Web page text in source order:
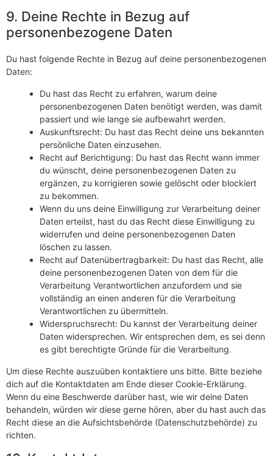
9. Deine Rechte in Bezug auf
personenbezogene Daten
Du hast folgende Rechte in Bezug auf deine personenbezogenen
Daten:
Du hast das Recht zu erfahren, warum deine
personenbezogenen Daten benötigt werden, was damit
passiert und wie lange sie aufbewahrt werden.
Auskunftsrecht: Du hast das Recht deine uns bekannten
persönliche Daten einzusehen.
Recht auf Berichtigung: Du hast das Recht wann immer
du wünscht, deine personenbezogenen Daten zu
ergänzen, zu korrigieren sowie gelöscht oder blockiert
zu bekommen.
Wenn du uns deine Einwilligung zur Verarbeitung deiner
Daten erteilst, hast du das Recht diese Einwilligung zu
widerrufen und deine personenbezogenen Daten
löschen zu lassen.
Recht auf Datenübertragbarkeit: Du hast das Recht, alle
deine personenbezogenen Daten von dem für die
Verarbeitung Verantwortlichen anzufordern und sie
vollständig an einen anderen für die Verarbeitung
Verantwortlichen zu übermitteln.
Widerspruchsrecht: Du kannst der Verarbeitung deiner
Daten widersprechen. Wir entsprechen dem, es sei denn
es gibt berechtigte Gründe für die Verarbeitung.
Um diese Rechte auszuüben kontaktiere uns bitte. Bitte beziehe
dich auf die Kontaktdaten am Ende dieser Cookie-Erklärung.
Wenn du eine Beschwerde darüber hast, wie wir deine Daten
behandeln, würden wir diese gerne hören, aber du hast auch das
Recht diese an die Aufsichtsbehörde (Datenschutzbehörde) zu
richten.